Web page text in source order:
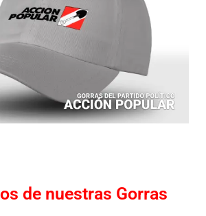
de nuestras Gorras